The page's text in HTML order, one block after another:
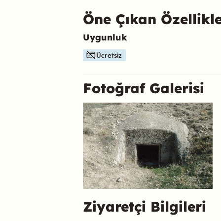
Öne Çıkan
Bu mekanın öne çıkan özelliklerini aşağıda
Uygunluk
Ücretsiz
Fotoğraf Galerisi
Ziyaretçi Bilgileri